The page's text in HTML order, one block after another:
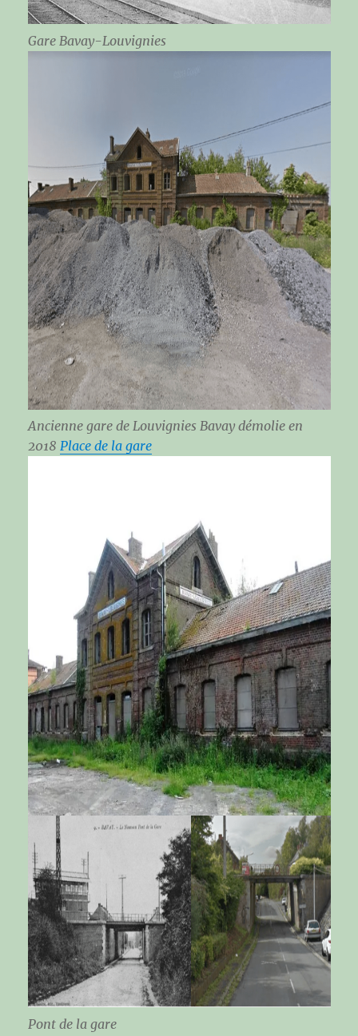
Gare Bavay-Louvignies
Ancienne gare de Louvignies Bavay démolie en
2018 Place de la gare
Pont de la gare